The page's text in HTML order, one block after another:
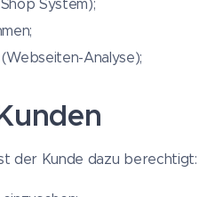
System);
Analyse);
der Kunde dazu berechtigt: